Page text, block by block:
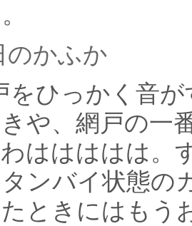
のかふか
をひっかく音
や、網戸の一
ははははは。
タンバイ状態の
ときにはもう